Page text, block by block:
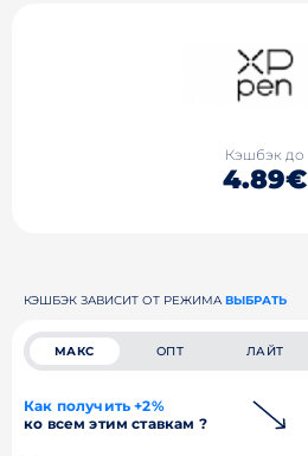
Кэшбэк до
4.89€
КЭШБЭК ЗАВИСИТ ОТ РЕЖИМА ВЫБРАТЬ
МАКС ОПТ ЛАЙТ
Как получить +2%
ко всем этим ставкам ?